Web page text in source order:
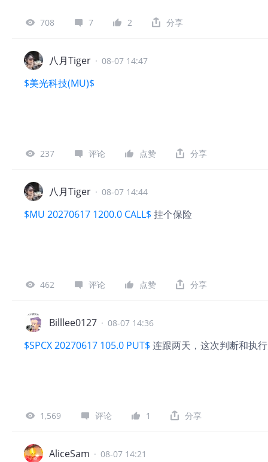
708 7 2 分享
八月Tiger · 08-07 14:47
$美光科技(MU)$
237 评论 点赞 分享
八月Tiger · 08-07 14:44
$MU 20270617 1200.0 CALL$ 挂个保险
462 评论 点赞 分享
Billlee0127 · 08-07 14:36
$SPCX 20270617 105.0 PUT$ 连跟两天，这次判断和执
1,569 评论 1 分享
AliceSam · 08-07 14:21